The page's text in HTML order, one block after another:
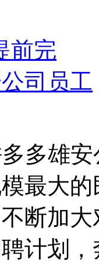
多雄
最大
断加
计划